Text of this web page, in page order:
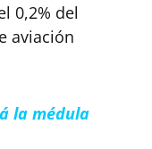
0,2% del
aviación
la médula